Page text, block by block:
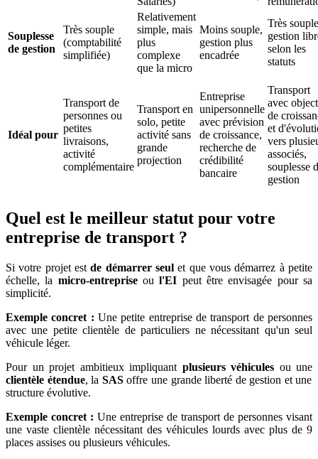
Souplesse
de gestion
Très souple
(comptabilité
simplifiée)
Relativement
simple, mais
plus
complexe
que la micro
Moins souple,
gestion plus
encadrée
Très
gestion
selon les
statuts
Idéal pour
Transport de
personnes ou
petites
livraisons,
activité
complémentaire
Transport en
solo, petite
activité sans
grande
projection
Entreprise
unipersonnelle
avec prévision
de croissance,
recherche de
crédibilité
bancaire
Transport
avec
de
et
vers
associés,
souplesse
gestion
Quel est le meilleur statut pour votre
entreprise de transport ?
Si votre projet estde démarrer seulet que vous démarrez à petite
échelle, la micro-entrepriseoul'EI peut être envisagée pour sa
simplicité.
Exemple concret : Une petite entreprise de transport de personnes
avec une petite clientèle de particuliers ne nécessitant qu'un seul
véhicule léger.
Pour un projet ambitieux impliquant plusieurs véhicules ou une
clientèle étendue, la SASoffre une grande liberté de gestion et une
structure évolutive.
Exemple concret : Une entreprise de transport de personnes visant
une vaste clientèle nécessitant des véhicules lourds avec plus de 9
places assises ou plusieurs véhicules.